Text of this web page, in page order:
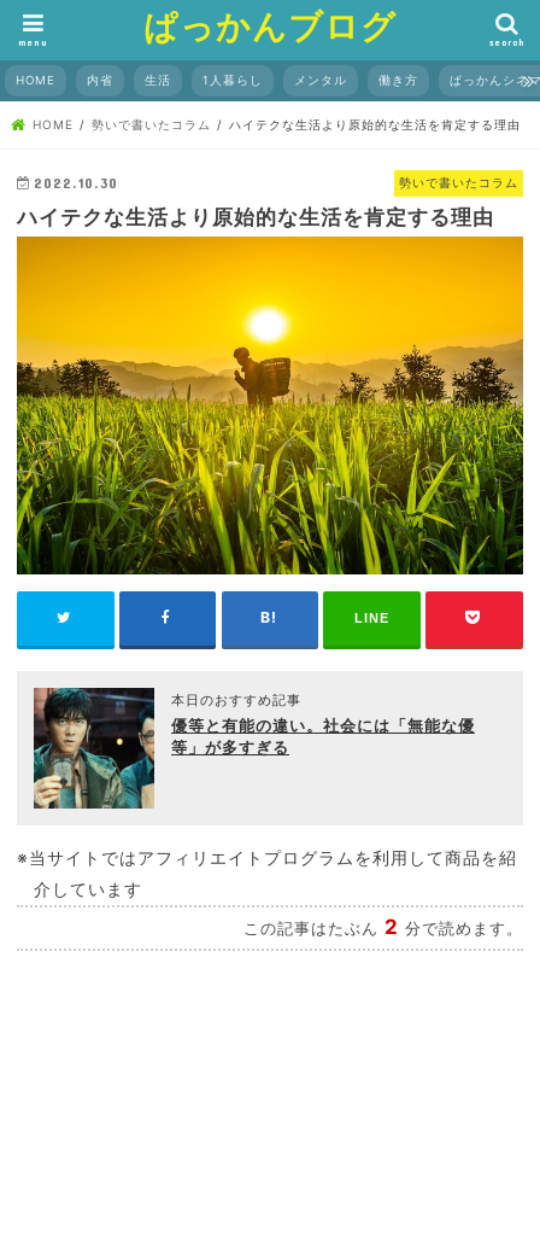
ぱっかんブログ search
menu
HOME 内省 生活 1人暮らし メンタル 働き方 ぱっかんシネ
HOME 勢いで書いたコラム ハイテクな生活より原始的な生活を肯定する理由
勢いで書いたコラム
2022.10.30
ハイテクな生活より原始的な生活を肯定する理由
LINE
本日のおすすめ記事
優等と有能の違い。社会には「無能な優
等」が多すぎる
※当サイトではアフィリエイトプログラムを利用して商品を紹
介しています
この記事はたぶん 2 分で読めます。